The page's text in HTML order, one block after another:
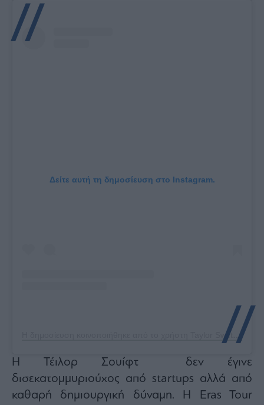
Δείτε αυτή τη δημοσίευση στο Instagram.
Η δημοσίευση κοινοποιήθηκε από το χρήστη Taylor Swift (@taylorswift)
Η Τέιλορ Σουίφτ δεν έγινε
δισεκατομμυριούχος από startups αλλά από
καθαρή δημιουργική δύναμη. Η Eras Tour